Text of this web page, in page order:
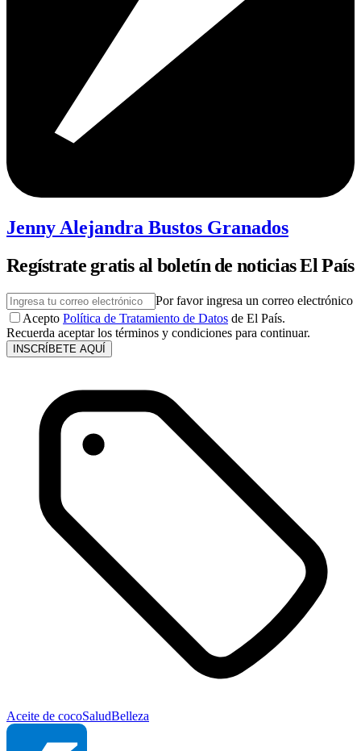
Jenny Alejandra Bustos Granados
Regístrate gratis al boletín de noticias El País
Por favor ingresa un correo electrónico
Acepto Política de Tratamiento de Datos de El País.
Recuerda aceptar los términos y condiciones para continuar.
INSCRÍBETE AQUÍ
Aceite de cocoSaludBelleza